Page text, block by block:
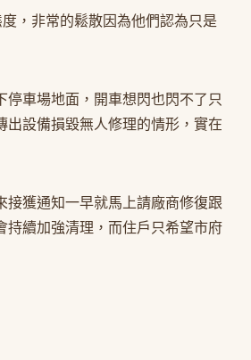
，非常的鬆散因為他們認為只是
車場地面，開車想閃也閃不了只
出設備損毀無人修理的情形，實在
接獲通知一早就馬上請廠商修復跟
持續加強清理，而住戶只希望市府